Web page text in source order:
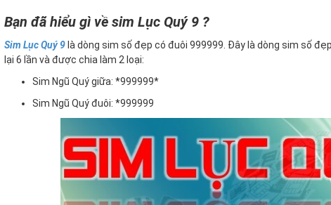
Bạn đã hiểu gì về sim Lục Quý 9 ?
Sim Lục Quý 9 là dòng sim số đẹp có đuôi 999999. Đây là dòng sim số
lại 6 lần và được chia làm 2 loại:
Sim Ngũ Quý giữa: *999999*
Sim Ngũ Quý đuôi: *999999